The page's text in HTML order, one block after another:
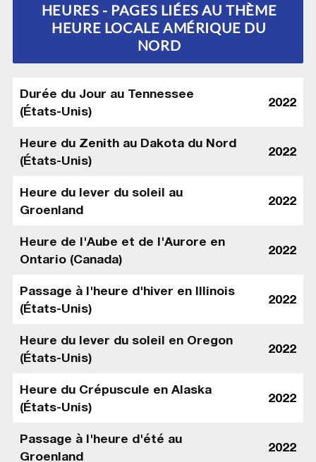
HEURES - PAGES LIÉES AU THÈME
HEURE LOCALE AMÉRIQUE DU
NORD
Durée du Jour au Tennessee
(États-Unis)
2022
Heure du Zenith au Dakota du Nord
(États-Unis)
2022
Heure du lever du soleil au
Groenland
2022
Heure de l'Aube et de l'Aurore en
Ontario (Canada)
2022
Passage à l'heure d'hiver en Illinois
(États-Unis)
2022
Heure du lever du soleil en Oregon
(États-Unis)
2022
Heure du Crépuscule en Alaska
(États-Unis)
2022
Passage à l'heure d'été au
Groenland
2022